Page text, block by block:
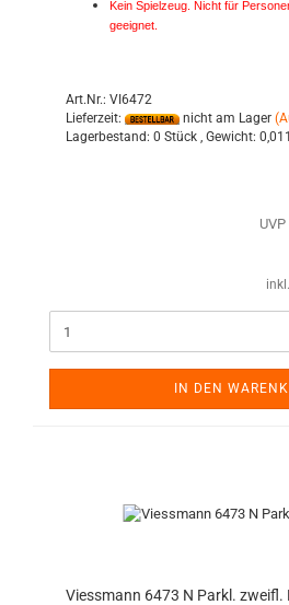
Kein Spielzeug. Nicht für
geeignet.
Art.Nr.: VI6472
Lieferzeit:
nicht am Lager
Lagerbestand: 0 Stück , Gewicht: 0,011
IN DEN
Viessmann 6473 N Parkl. zweifl.